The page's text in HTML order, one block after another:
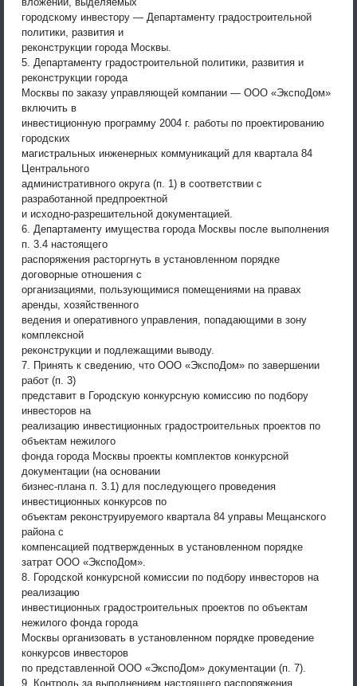
городскому инвестору — Департаменту градостроительной
политики, развития и
реконструкции города Москвы.
5. Департаменту градостроительной политики, развития и
реконструкции города
Москвы по заказу управляющей компании — ООО «ЭкспоДом»
включить в
инвестиционную программу 2004 г. работы по проектированию
городских
магистральных инженерных коммуникаций для квартала 84
Центрального
административного округа (п. 1) в соответствии с
разработанной предпроектной
и исходно-разрешительной документацией.
6. Департаменту имущества города Москвы после выполнения
п. 3.4 настоящего
распоряжения расторгнуть в установленном порядке
договорные отношения с
организациями, пользующимися помещениями на правах
аренды, хозяйственного
ведения и оперативного управления, попадающими в зону
комплексной
реконструкции и подлежащими выводу.
7. Принять к сведению, что ООО «ЭкспоДом» по завершении
работ (п. 3)
представит в Городскую конкурсную комиссию по подбору
инвесторов на
реализацию инвестиционных градостроительных проектов по
объектам нежилого
фонда города Москвы проекты комплектов конкурсной
документации (на основании
бизнес-плана п. 3.1) для последующего проведения
инвестиционных конкурсов по
объектам реконструируемого квартала 84 управы Мещанского
района с
компенсацией подтвержденных в установленном порядке
затрат ООО «ЭкспоДом».
8. Городской конкурсной комиссии по подбору инвесторов на
реализацию
инвестиционных градостроительных проектов по объектам
нежилого фонда города
Москвы организовать в установленном порядке проведение
конкурсов инвесторов
по представленной ООО «ЭкспоДом» документации (п. 7).
9. Контроль за выполнением настоящего распоряжения